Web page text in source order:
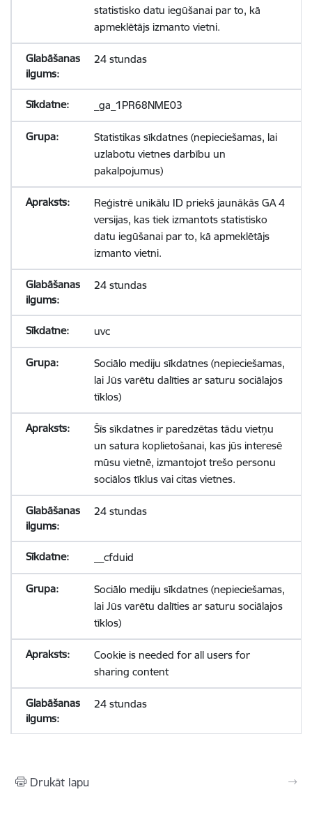
statistisko datu iegūšanai par to, kā
apmeklētājs izmanto vietni.
24 stundas
_ga_1PR68NME03
Statistikas sīkdatnes (nepieciešamas, lai
uzlabotu vietnes darbību un
pakalpojumus)
Reģistrē unikālu ID priekš jaunākās GA 4
versijas, kas tiek izmantots statistisko
datu iegūšanai par to, kā apmeklētājs
izmanto vietni.
24 stundas
uvc
Sociālo mediju sīkdatnes (nepieciešamas,
lai Jūs varētu dalīties ar saturu sociālajos
tīklos)
Šīs sīkdatnes ir paredzētas tādu vietņu
un satura koplietošanai, kas jūs interesē
mūsu vietnē, izmantojot trešo personu
sociālos tīklus vai citas vietnes.
24 stundas
__cfduid
Sociālo mediju sīkdatnes (nepieciešamas,
lai Jūs varētu dalīties ar saturu sociālajos
tīklos)
Cookie is needed for all users for
sharing content
24 stundas
Drukāt lapu